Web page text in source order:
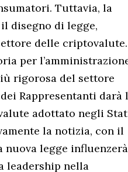
Tuttavia, la
disegno di legge,
delle criptovalute.
per
rigorosa del settore
Rappresentanti darà
adottato negli
la notizia, con il
nuova legge
leadership nella